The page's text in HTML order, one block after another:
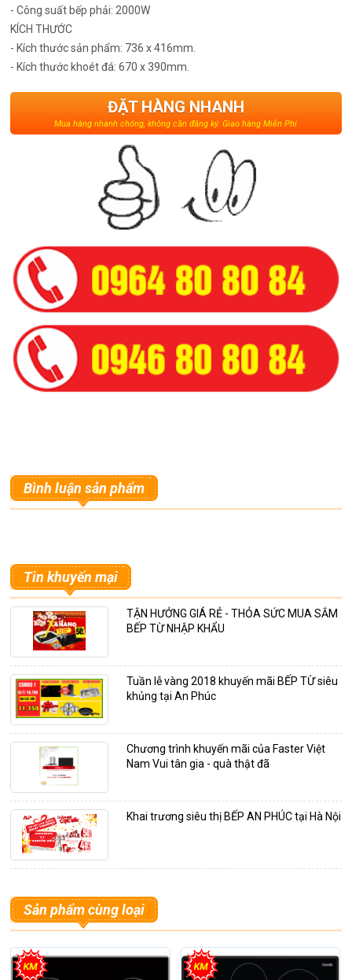
- Công suất bếp phải: 2000W
KÍCH THƯỚC
- Kích thước sản phẩm: 736 x 416mm.
- Kích thước khoét đá: 670 x 390mm.
ĐẶT HÀNG NHANH
Mua hàng nhanh chóng, không cần đăng ký. Giao hàng Miễn Phí
Bình luận sản phẩm
Tin khuyến mại
TẬN HƯỞNG GIÁ RẺ - THỎA SỨC MUA SẮM
BẾP TỪ NHẬP KHẨU
Tuần lễ vàng 2018 khuyến mãi BẾP TỪ siêu
khủng tại An Phúc
Chương trình khuyến mãi của Faster Việt
Nam Vui tân gia - quà thật đã
Khai trương siêu thị BẾP AN PHÚC tại Hà Nội
Sản phẩm cùng loại